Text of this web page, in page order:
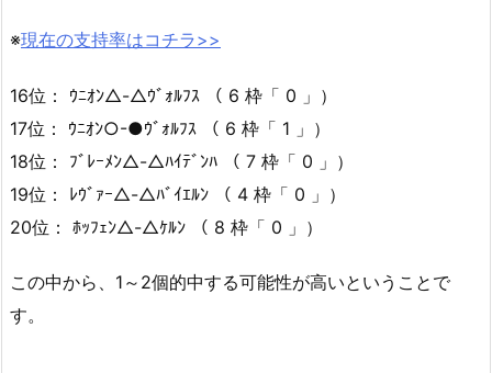
※現在の支持率はコチラ>>
16位： ｳﾆｵﾝ△-△ｳﾞｫﾙﾌｽ （ 6 枠「 0 」）
17位： ｳﾆｵﾝ○-●ｳﾞｫﾙﾌｽ （ 6 枠「 1 」）
18位： ﾌﾞﾚｰﾒﾝ△-△ﾊｲﾃﾞﾝﾊ （ 7 枠「 0 」）
19位： ﾚｳﾞｧｰ△-△ﾊﾞｲｴﾙﾝ （ 4 枠「 0 」）
20位： ﾎｯﾌｪﾝ△-△ｹﾙﾝ （ 8 枠「 0 」）
この中から、1～2個的中する可能性が高いということで
す。